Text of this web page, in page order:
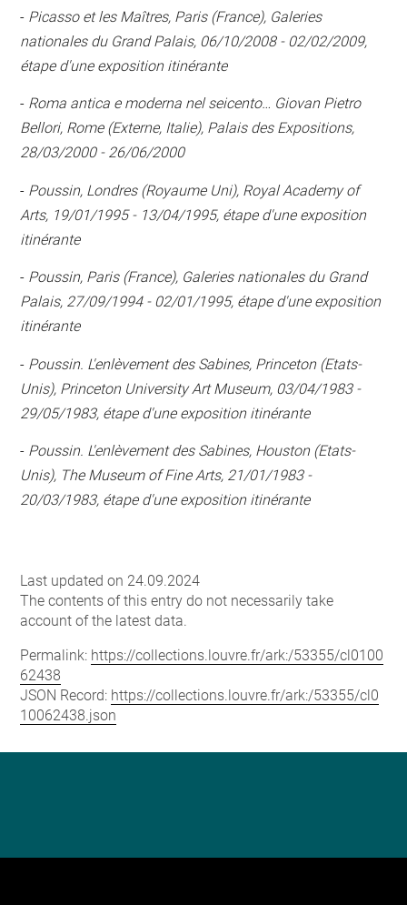
- Picasso et les Maîtres, Paris (France), Galeries
nationales du Grand Palais, 06/10/2008 - 02/02/2009,
étape d'une exposition itinérante
- Roma antica e moderna nel seicento… Giovan Pietro
Bellori, Rome (Externe, Italie), Palais des Expositions,
28/03/2000 - 26/06/2000
- Poussin, Londres (Royaume Uni), Royal Academy of
Arts, 19/01/1995 - 13/04/1995, étape d'une exposition
itinérante
- Poussin, Paris (France), Galeries nationales du Grand
Palais, 27/09/1994 - 02/01/1995, étape d'une exposition
itinérante
- Poussin. L'enlèvement des Sabines, Princeton (Etats-
Unis), Princeton University Art Museum, 03/04/1983 -
29/05/1983, étape d'une exposition itinérante
- Poussin. L'enlèvement des Sabines, Houston (Etats-
Unis), The Museum of Fine Arts, 21/01/1983 -
20/03/1983, étape d'une exposition itinérante
Last updated on 24.09.2024
The contents of this entry do not necessarily take
account of the latest data.
Permalink: https://collections.louvre.fr/ark:/53355/cl0100
62438
JSON Record: https://collections.louvre.fr/ark:/53355/cl0
10062438.json